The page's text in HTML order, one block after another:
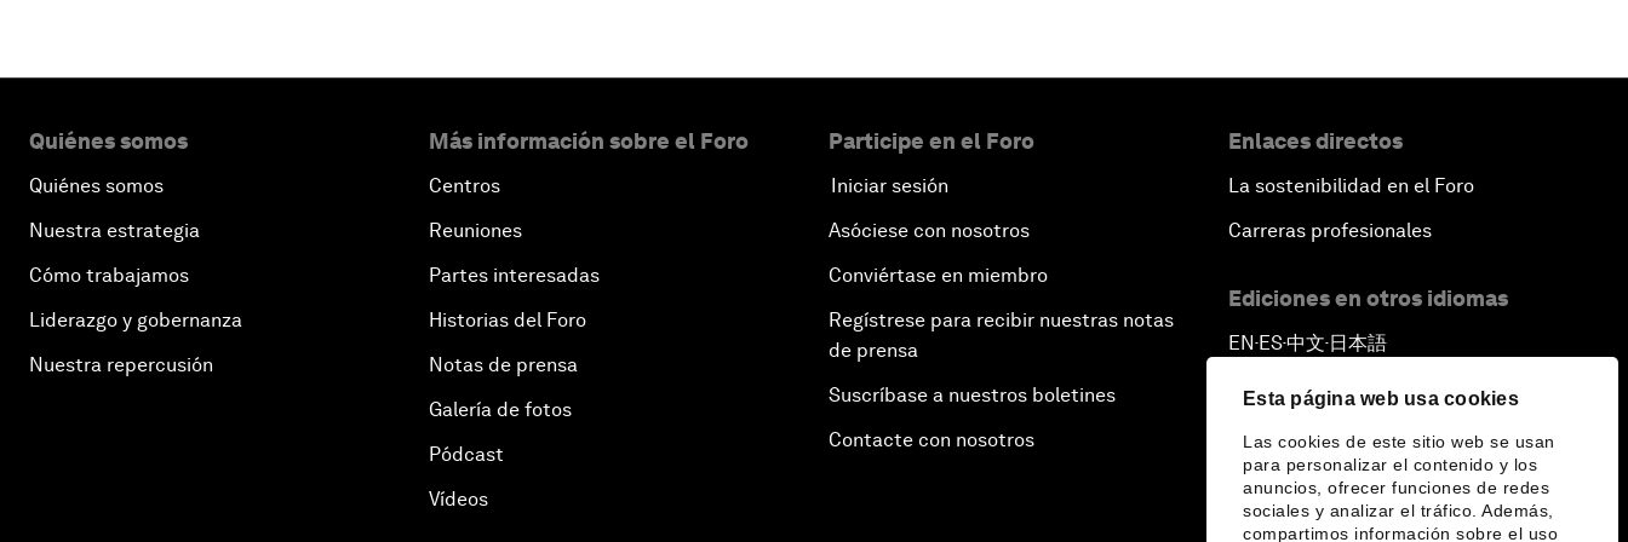
Esta página web usa cookies
Las cookies de este sitio web se usan
para personalizar el contenido y los
anuncios, ofrecer funciones de redes
sociales y analizar el tráfico. Además,
compartimos información sobre el uso
Quiénes somos
Quiénes somos
Nuestra estrategia
Cómo trabajamos
Liderazgo y gobernanza
Nuestra repercusión
Más información sobre el Foro
Centros
Reuniones
Partes interesadas
Historias del Foro
Notas de prensa
Galería de fotos
Pódcast
Vídeos
Participe en el Foro
Iniciar sesión
Asóciese con nosotros
Conviértase en miembro
Regístrese para recibir nuestras notas
de prensa
Suscríbase a nuestros boletines
Contacte con nosotros
Enlaces directos
La sostenibilidad en el Foro
Carreras profesionales
Ediciones en otros idiomas
EN ▪ES▪中文▪ 日本語